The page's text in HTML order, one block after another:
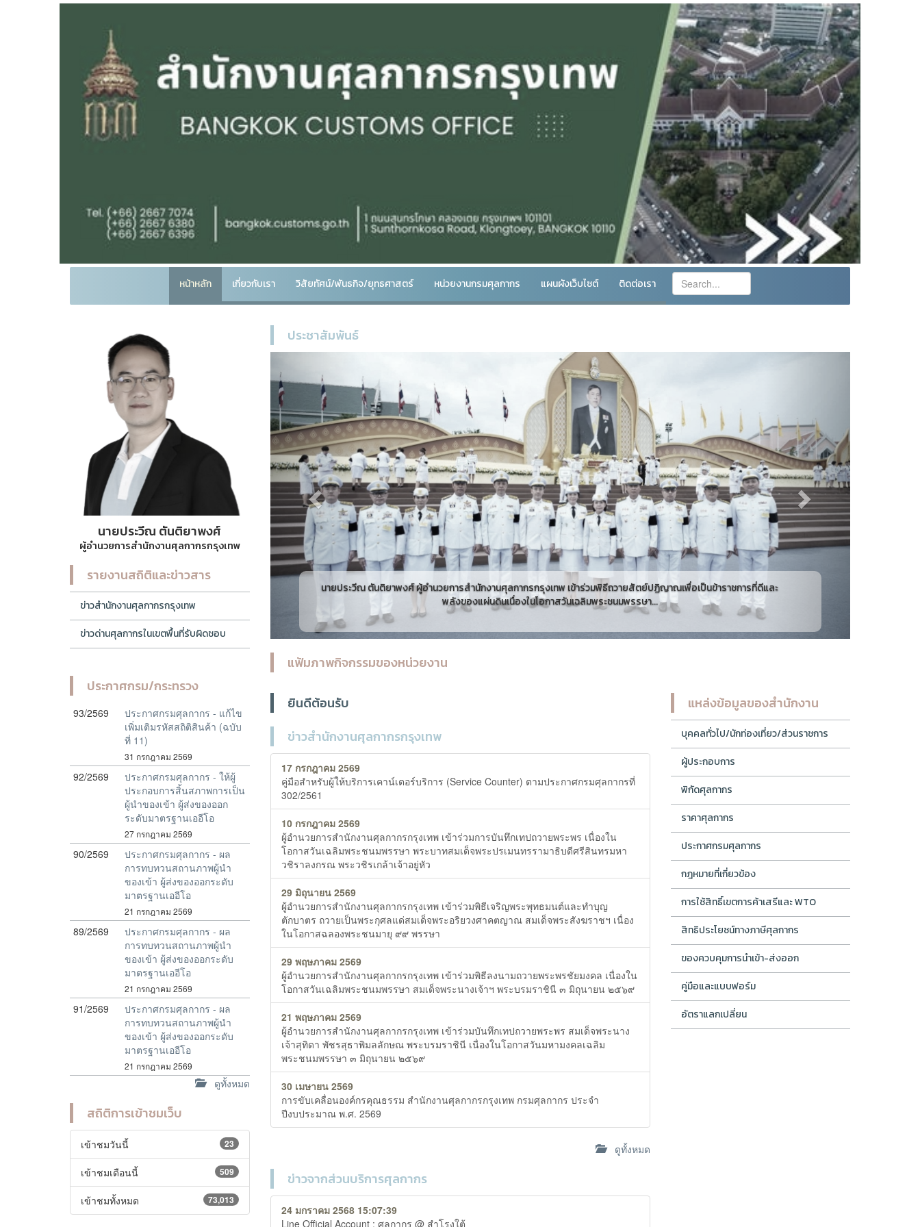
หน้าหลัก เกี่ยวกับเรา วิสัยทัศน์/พันธกิจ/ยุทธศาสตร์ หน่วยงานกรมศุลกากร แผนผังเว็บไซต์ ติดต่อเรา
นายประวีณ ตันติยาพงศ์
ผู้อำนวยการสำนักงานศุลกากรกรุงเทพ
รายงานสถิติและข่าวสาร
ข่าวสำนักงานศุลกากรกรุงเทพ
ข่าวด่านศุลกากรในเขตพื้นที่รับผิดชอบ
ประกาศกรม/กระทรวง
93/2569
ประกาศกรมศุลกากร - แก้ไข
เพิ่มเติมรหัสสถิติสินค้า (ฉบับ
ที่ 11)
31 กรกฎาคม 2569
92/2569
ประกาศกรมศุลกากร - ให้ผู้
ประกอบการสิ้นสภาพการเป็น
ผู้นำของเข้า ผู้ส่งของออก
ระดับมาตรฐานเออีโอ
27 กรกฎาคม 2569
90/2569
ประกาศกรมศุลกากร - ผล
การทบทวนสถานภาพผู้นำ
ของเข้า ผู้ส่งของออกระดับ
มาตรฐานเออีโอ
21 กรกฎาคม 2569
89/2569
ประกาศกรมศุลกากร - ผล
การทบทวนสถานภาพผู้นำ
ของเข้า ผู้ส่งของออกระดับ
มาตรฐานเออีโอ
21 กรกฎาคม 2569
91/2569
ประกาศกรมศุลกากร - ผล
การทบทวนสถานภาพผู้นำ
ของเข้า ผู้ส่งของออกระดับ
มาตรฐานเออีโอ
21 กรกฎาคม 2569
ดูทั้งหมด
สถิติการเข้าชมเว็บ
23
เข้าชมวันนี้
509
เข้าชมเดือนนี้
73,013
เข้าชมทั้งหมด
ประชาสัมพันธ์
นายประวีณ ตันติยาพงศ์ ผู้อำนวยการสำนักงานศุลกากรกรุงเทพ เข้าร่วมพิธีถวายสัตย์ปฏิญาณเพื่อเป็นข้าราชการที่ดีและ
พลังของแผ่นดินเนื่องในโอกาสวันเฉลิมพระชนมพรรษา...
แฟ้มภาพกิจกรรมของหน่วยงาน
ยินดีต้อนรับ
ข่าวสำนักงานศุลกากรกรุงเทพ
17 กรกฎาคม 2569
คู่มือสำหรับผู้ให้บริการเคาน์เตอร์บริการ (Service Counter) ตามประกาศกรมศุลกากรที่
302/2561
10 กรกฎาคม 2569
ผู้อำนวยการสำนักงานศุลกากรกรุงเทพ เข้าร่วมการบันทึกเทปถวายพระพร เนื่องใน
โอกาสวันเฉลิมพระชนมพรรษา พระบาทสมเด็จพระปรเมนทรรามาธิบดีศรีสินทรมหา
วชิราลงกรณ พระวชิรเกล้าเจ้าอยู่หัว
29 มิถุนายน 2569
ผู้อำนวยการสำนักงานศุลกากรกรุงเทพ เข้าร่วมพิธีเจริญพระพุทธมนต์และทำบุญ
ตักบาตร ถวายเป็นพระกุศลแด่สมเด็จพระอริยวงศาคตญาณ สมเด็จพระสังฆราชฯ เนื่อง
ในโอกาสฉลองพระชนมายุ ๙๙ พรรษา
29 พฤษภาคม 2569
ผู้อำนวยการสำนักงานศุลกากรกรุงเทพ เข้าร่วมพิธีลงนามถวายพระพรชัยมงคล เนื่องใน
โอกาสวันเฉลิมพระชนมพรรษา สมเด็จพระนางเจ้าฯ พระบรมราชินี ๓ มิถุนายน ๒๕๖๙
21 พฤษภาคม 2569
ผู้อำนวยการสำนักงานศุลกากรกรุงเทพ เข้าร่วมบันทึกเทปถวายพระพร สมเด็จพระนาง
เจ้าสุทิดา พัชรสุธาพิมลลักษณ พระบรมราชินี เนื่องในโอกาสวันมหามงคลเฉลิม
พระชนมพรรษา ๓ มิถุนายน ๒๕๖๙
30 เมษายน 2569
การขับเคลื่อนองค์กรคุณธรรม สำนักงานศุลกากรกรุงเทพ กรมศุลกากร ประจำ
ปีงบประมาณ พ.ศ. 2569
ดูทั้งหมด
ข่าวจากส่วนบริการศุลกากร
24 มกราคม 2568 15:07:39
Line Official Account : ศุลกากร @ สำโรงใต้
แหล่งข้อมูลของสำนักงาน
บุคคลทั่วไป/นักท่องเที่ยว/ส่วนราชการ
ผู้ประกอบการ
พิกัดศุลกากร
ราคาศุลกากร
ประกาศกรมศุลกากร
กฎหมายที่เกี่ยวข้อง
การใช้สิทธิ์เขตการค้าเสรีและ WTO
สิทธิประโยชน์ทางภาษีศุลกากร
ของควบคุมการนำเข้า-ส่งออก
คู่มือและแบบฟอร์ม
อัตราแลกเปลี่ยน